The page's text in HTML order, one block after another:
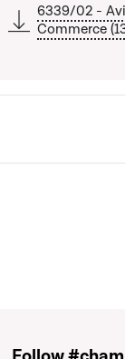
6339/02 -
Commerce